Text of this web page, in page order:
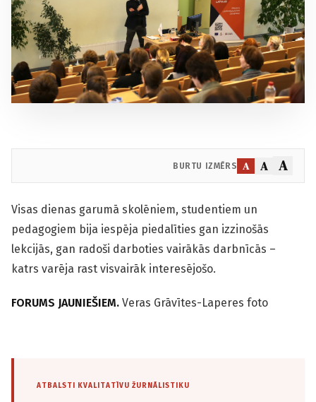
BURTU IZMĒRS A A A
Visas dienas garumā skolēniem, studentiem un
pedagogiem bija iespēja piedalīties gan izzinošās
lekcijās, gan radoši darboties vairākās darbnīcās –
katrs varēja rast visvairāk interesējošo.
FORUMS JAUNIEŠIEM. Veras Grāvītes-Laperes foto
ATBALSTI KVALITATĪVU ŽURNĀLISTIKU